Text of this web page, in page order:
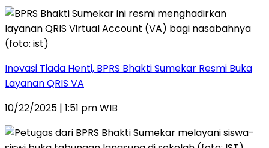
Inovasi Tiada Henti, BPRS Bhakti Sumekar Resmi Buka
Layanan QRIS VA
10/22/2025 | 1:51 pm WIB